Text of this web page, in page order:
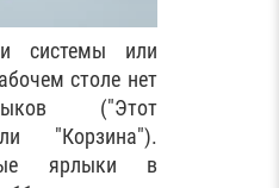
системы или
столе нет
("Этот
"Корзина").
ярлыки в